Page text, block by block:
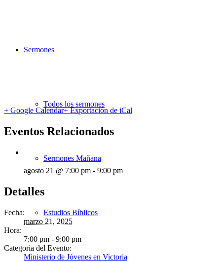
Sermones
Todos los sermones
Sermones Mañana
Estudios Bíblicos
+ Google Calendar+ Exportación de iCal
Eventos Relacionados
agosto 21 @ 7:00 pm - 9:00 pm
Detalles
Fecha:
marzo 21, 2025
Hora:
7:00 pm - 9:00 pm
Categoría del Evento:
Ministerio de Jóvenes en Victoria